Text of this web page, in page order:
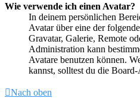
Wie verwende ich einen Avatar?
In deinem persönlichen
Avatar über eine der
Gravatar, Galerie, Remote
Administration kann
Avatare benutzen können.
kannst, solltest du die
Nach oben